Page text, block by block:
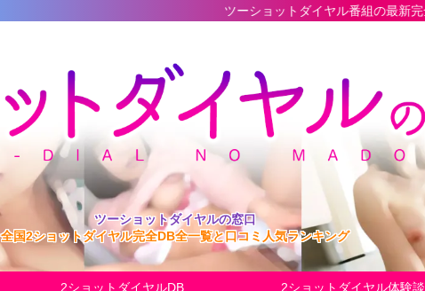
ツーショットダイヤル番組の最新完全データベース
ツーショットダイヤルの窓口
全国2ショットダイヤル完全DB全一覧と口コミ人気ランキング
2ショットダイヤルDB 2ショットダイヤル体験談